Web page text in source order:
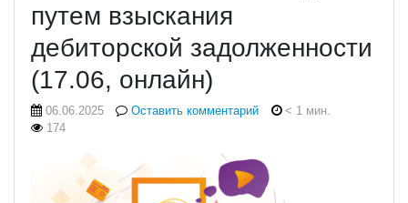
путем взыскания
дебиторской задолженности
(17.06, онлайн)
06.06.2025 Оставить комментарий
< 1 мин.
174